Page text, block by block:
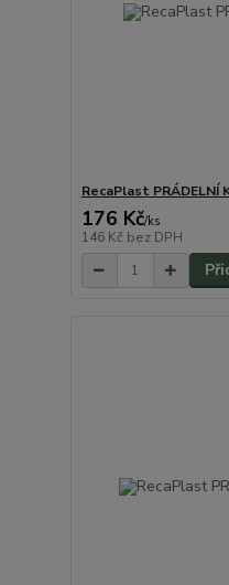
RecaPlast PRÁDELNÍ
176 Kč/ks
146 Kč bez DPH